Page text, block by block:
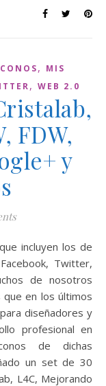
, MIS
, WEB 2.0
FDW,
y
Twitter,
de nosotros
en los últimos
diseñadores y
profesional en
de dichas
un set de 30
L4C, Mejorando